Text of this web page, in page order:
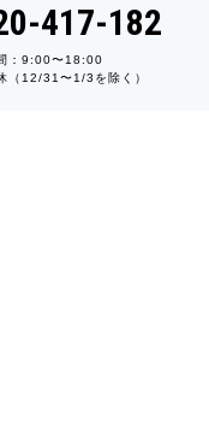
417-182
：9:00〜18:00
（12/31〜1/3を除く）